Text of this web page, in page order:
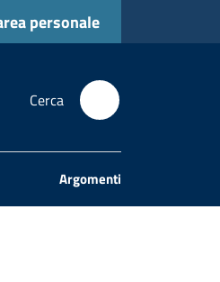
personale
Cerca
Argomenti